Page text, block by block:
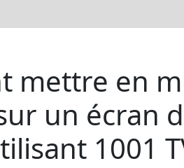
mettre en
un écran
1001